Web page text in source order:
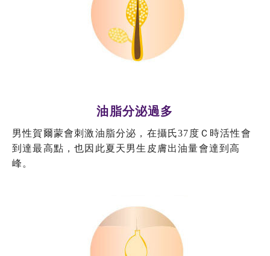
油脂分泌過多
男性賀爾蒙會刺激油脂分泌，在攝氏37度Ｃ時活性會
到達最高點，也因此夏天男生皮膚出油量會達到高
峰。